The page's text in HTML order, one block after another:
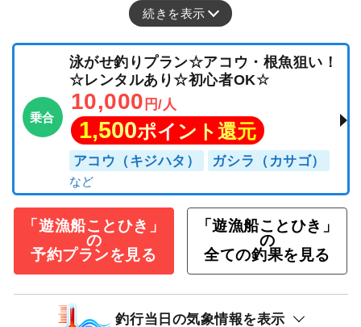
続きを表示
乗合
泳がせ釣りプラン☆アコウ・根魚狙い！
☆レンタルあり☆初心者OK☆
10,000 円/人
1,500ポイント還元
アコウ（キジハタ） ガシラ（カサゴ）
「遊漁船ことひき」
の
予約プランを見る
「遊漁船ことひき」
の
全ての釣果を見る
釣行当日の気象情報を表示